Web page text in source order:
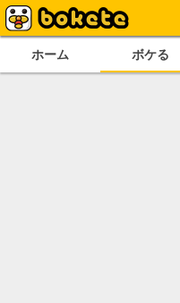
ホーム ボケる